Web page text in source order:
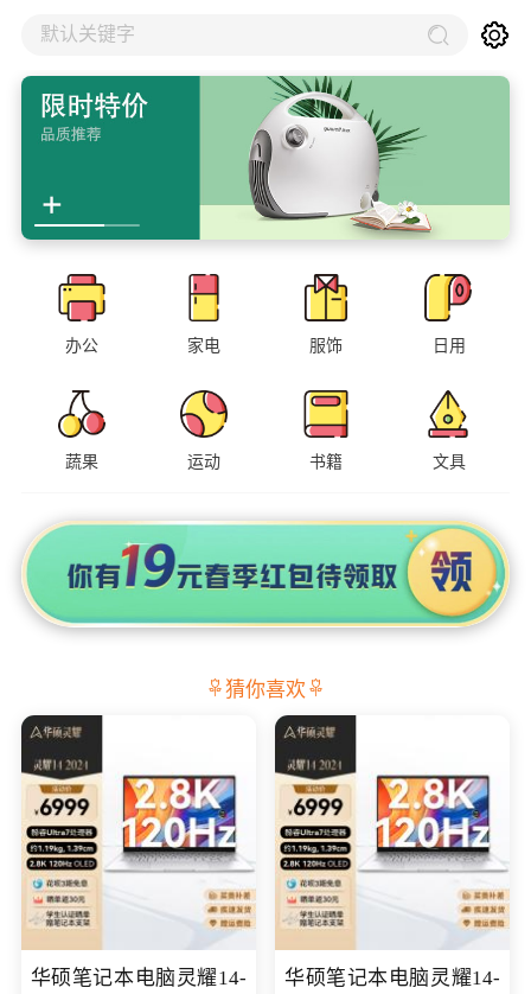
默认关键字
办公 家电 服饰 日用
蔬果 运动 书籍 文具
猜你喜欢
华硕笔记本电脑灵耀14-
华硕笔记本电脑灵耀14-